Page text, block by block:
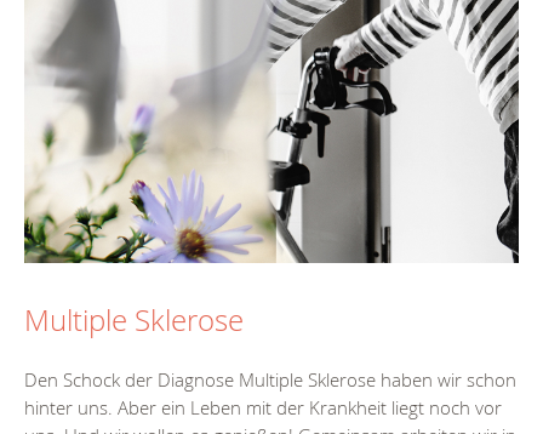
Multiple Sklerose
Den Schock der Diagnose Multiple Sklerose haben wir schon
hinter uns. Aber ein Leben mit der Krankheit liegt noch vor